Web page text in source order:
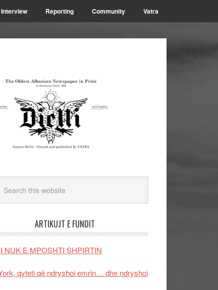
Interview Reporting Community Vatra
ARTIKUJT E FUNDIT
NUK E MPOSHTI SHPIRTIN
qyteti që ndryshoi emrin… dhe ndryshoi